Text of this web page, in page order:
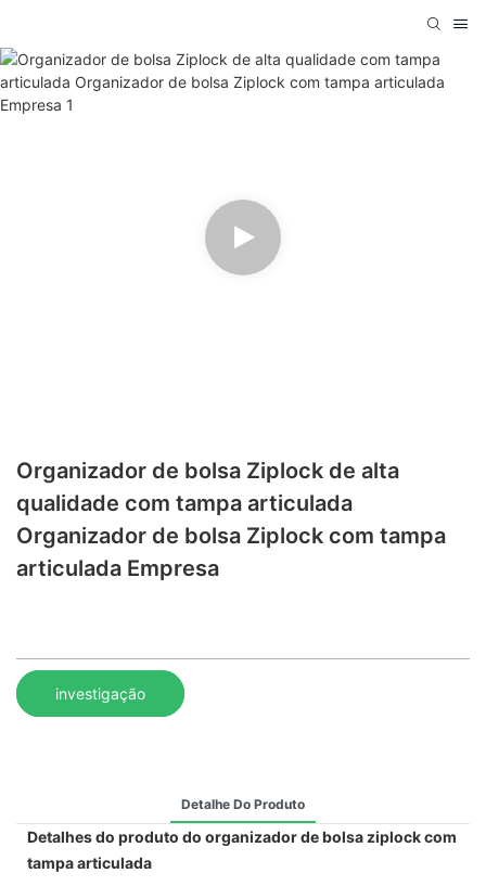
Organizador de bolsa Ziplock de alta
qualidade com tampa articulada
Organizador de bolsa Ziplock com tampa
articulada Empresa
investigação
Detalhe Do Produto
Detalhes do produto do organizador de bolsa ziplock com
tampa articulada